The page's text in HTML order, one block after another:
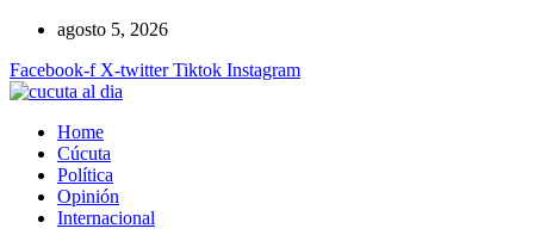
contenido
agosto 5, 2026
Facebook-f X-twitter Tiktok Instagram
Home
Cúcuta
Política
Opinión
Internacional